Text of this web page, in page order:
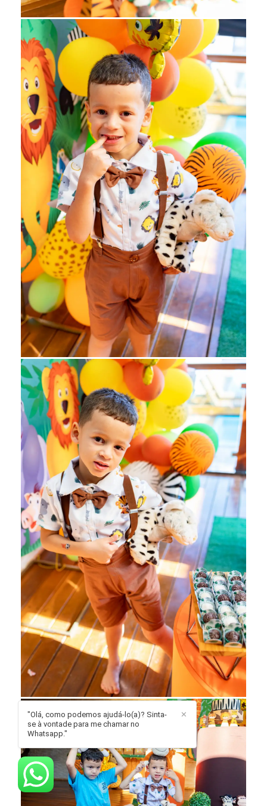
✕
"Olá, como podemos ajudá-lo(a)? Sinta-
se à vontade para me chamar no
Whatsapp."